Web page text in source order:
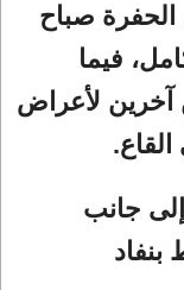
الحفرة صباح
فيما
آخرين لأعراض
جانب
بنفاد